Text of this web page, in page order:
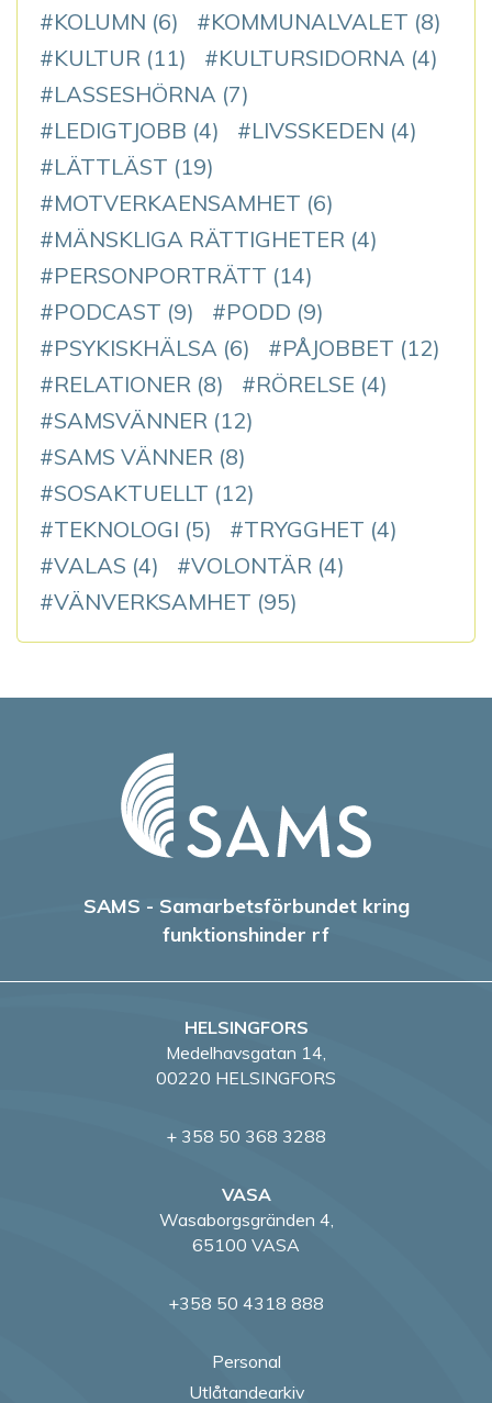
KOLUMN (6) KOMMUNALVALET (8)
KULTUR (11) KULTURSIDORNA (4)
LASSESHÖRNA (7)
LEDIGTJOBB (4) LIVSSKEDEN (4)
LÄTTLÄST (19)
MOTVERKAENSAMHET (6)
MÄNSKLIGA RÄTTIGHETER (4)
PERSONPORTRÄTT (14)
PODCAST (9) PODD (9)
PSYKISKHÄLSA (6) PÅJOBBET (12)
RELATIONER (8) RÖRELSE (4)
SAMSVÄNNER (12)
SAMS VÄNNER (8)
SOSAKTUELLT (12)
TEKNOLOGI (5) TRYGGHET (4)
VALAS (4) VOLONTÄR (4)
VÄNVERKSAMHET (95)
SAMS - Samarbetsförbundet kring
funktionshinder rf
HELSINGFORS
Medelhavsgatan 14,
00220 HELSINGFORS
+ 358 50 368 3288
VASA
Wasaborgsgränden 4,
65100 VASA
+358 50 4318 888
Personal
Utlåtandearkiv